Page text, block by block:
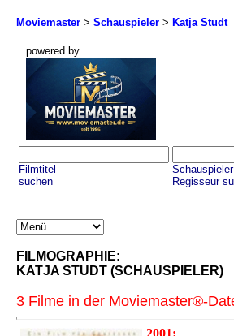
Moviemaster > Schauspieler > Katja Studt
powered by
Filmtitel
suchen
Regisseur
FILMOGRAPHIE:
KATJA STUDT (SCHAUSPIELER)
3 Filme in der Moviemaster®-